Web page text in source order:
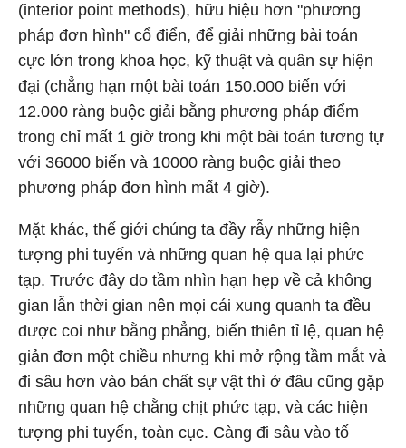
(interior point methods), hữu hiệu hơn "phương
pháp đơn hình" cổ điển, để giải những bài toán
cực lớn trong khoa học, kỹ thuật và quân sự hiện
đại (chẳng hạn một bài toán 150.000 biến với
12.000 ràng buộc giải bằng phương pháp điểm
trong chỉ mất 1 giờ trong khi một bài toán tương tự
với 36000 biến và 10000 ràng buộc giải theo
phương pháp đơn hình mất 4 giờ).
Mặt khác, thế giới chúng ta đầy rẫy những hiện
tượng phi tuyến và những quan hệ qua lại phức
tạp. Trước đây do tầm nhìn hạn hẹp về cả không
gian lẫn thời gian nên mọi cái xung quanh ta đều
được coi như bằng phẳng, biến thiên tỉ lệ, quan hệ
giản đơn một chiều nhưng khi mở rộng tầm mắt và
đi sâu hơn vào bản chất sự vật thì ở đâu cũng gặp
những quan hệ chằng chịt phức tạp, và các hiện
tượng phi tuyến, toàn cục. Càng đi sâu vào tố